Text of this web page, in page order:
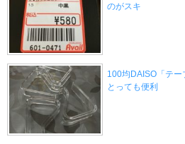
のがスキ
100均DAISO「テ
とっても便利